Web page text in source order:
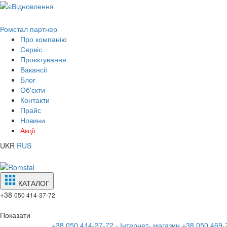
Ромстал партнер
Про компанію
Сервіс
Проєктування
Вакансії
Блог
Об'єкти
Контакти
Прайс
Новини
Акції
UKR RUS
КАТАЛОГ
+38 050 414-37-72
Показати
+38 050 414-37-72 - Інтернет- магазин +38 050